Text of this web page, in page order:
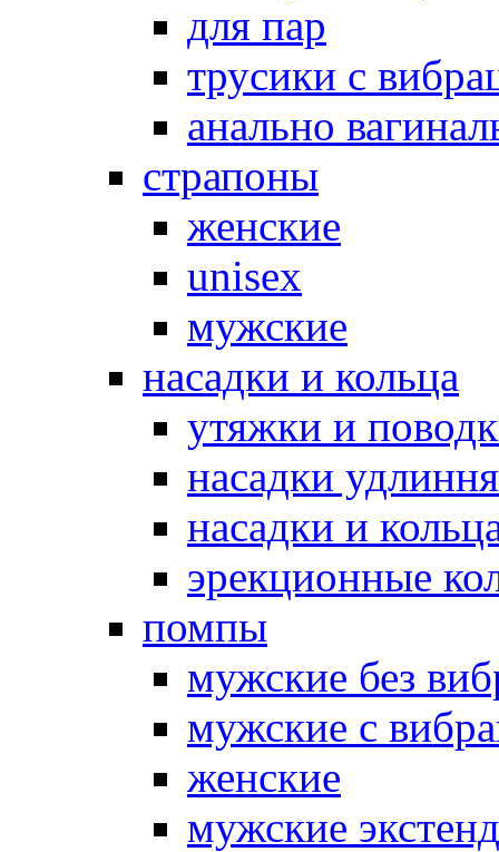
для пар
трусики с
анально
страпоны
женские
unisex
мужские
насадки и кольца
утяжки и
насадки
насадки и
эрекционные
помпы
мужские без
мужские с
женские
мужские